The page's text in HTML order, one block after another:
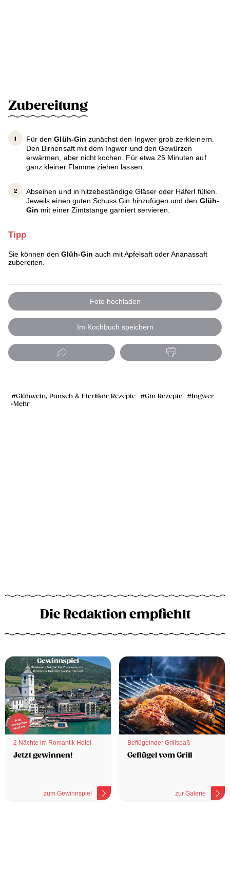
Zubereitung
Für denGlüh-Gin zunächst den Ingwer grob zerkleinern.
Den Birnensaft mit dem Ingwer und den Gewürzen
erwärmen, aber nicht kochen. Für etwa 25 Minuten auf
ganz kleiner Flamme ziehen lassen.
Abseihen und in hitzebeständige Gläser oder Häferl füllen.
Jeweils einen guten Schuss Gin hinzufügen und den Glüh-
Gin mit einer Zimtstange garniert servieren.
Tipp
Sie können den Glüh-Gin auch mit Apfelsaft oder Ananassaft
zubereiten.
Foto hochladen
Im Kochbuch speichern
Glühwein, Punsch & Eierlikör Rezepte Gin Rezepte
Ingwer
Mehr
Die Redaktion empfiehlt
2 Nächte im Romantik Hotel
Jetzt gewinnen!
zum Gewinnspiel
Beflügelnder Grillspaß
Geflügel vom Grill
zur Galerie